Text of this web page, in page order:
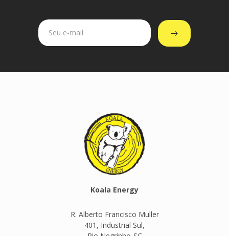
Koala Energy
R. Alberto Francisco Muller
401, Industrial Sul,